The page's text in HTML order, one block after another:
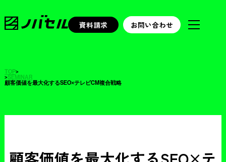
資料請求 お問い合わせ
TOP>
>SEMINAR
顧客価値を最大化するSEO×テレビCM複合戦略